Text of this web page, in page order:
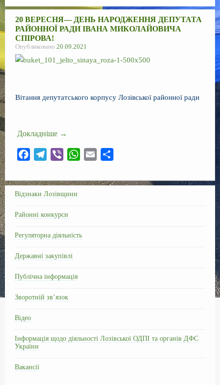
Регламент
Сесії
Контакти
20 ВЕРЕСНЯ— ДЕНЬ НАРОДЖЕННЯ ДЕПУТАТА
РАЙОННОЇ РАДИ ІВАНА МИКОЛАЙОВИЧА
СПІРОВА!
Опубликовано 20.09.2021
Вітання депутатського корпусу Лозівської районної ради
Докладніше →
c
e
o
l
e
r
b
e
W
a
a
п
Відзнаки Лозівщини
Районні конкурси
Регуляторна діяльність
Державні закупівлі
Публічна інформація
Зворотній зв’язок
Відео
Інформація щодо діяльності Лозівської ОДПІ та органів ДФС
України
Вакансії